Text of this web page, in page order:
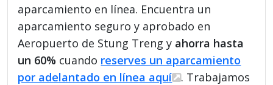
aparcamiento en línea. Encuentra un
aparcamiento seguro y aprobado en
Aeropuerto de Stung Treng y ahorra hasta
un 60% cuando reserves un aparcamiento
por adelantado en línea aquí
. Trabajamos